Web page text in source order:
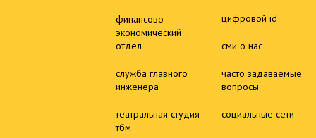
финансово-
экономический
отдел
служба главного
инженера
театральная студия
тбм
цифровой id
сми о нас
часто задаваемые
вопросы
социальные сети